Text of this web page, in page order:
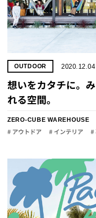
OUTDOOR 2020.12.04
想いをカタチに。
れる空間。
ZERO-CUBE WAREHOUSE
# アウトドア # インテリア #